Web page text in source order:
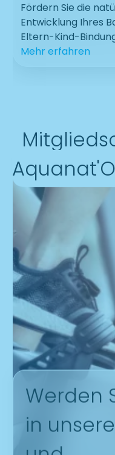
Baby
6 Wochen bis 20
Lassen Sie Ihr
entdecken und
Gefühl von
Mehr erfahren